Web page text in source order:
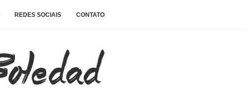
REDES SOCIAIS CONTATO